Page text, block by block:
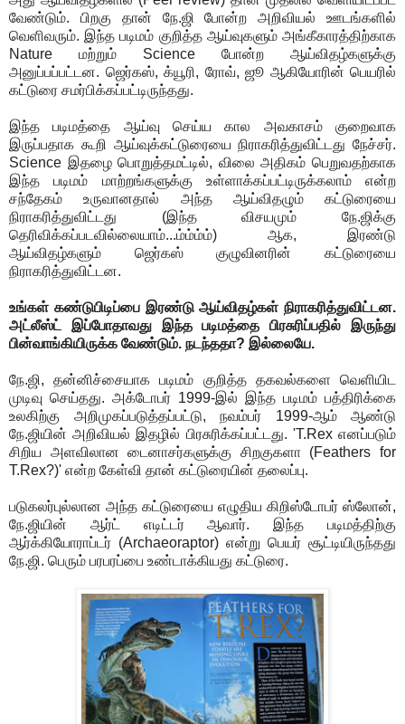
வேண்டும். பிறகு தான் நே.ஜி போன்ற அறிவியல் ஊடங்களில்
வெளிவரும். இந்த படிமம் குறித்த ஆய்வுகளும் அங்கீகாரத்திற்காக
Nature மற்றும் Science போன்ற ஆய்விதழ்களுக்கு
அனுப்பப்பட்டன. ஜெர்கஸ், க்யூரி, ரோவ், ஜூ ஆகியோரின் பெயரில்
கட்டுரை சமர்பிக்கப்பட்டிருந்தது.
இந்த படிமத்தை ஆய்வு செய்ய கால அவகாசம் குறைவாக
இருப்பதாக கூறி ஆய்வுக்கட்டுரையை நிராகரித்துவிட்டது நேச்சர்.
Science இதழை பொறுத்தமட்டில், விலை அதிகம் பெறுவதற்காக
இந்த படிமம் மாற்றங்களுக்கு உள்ளாக்கப்பட்டிருக்கலாம் என்ற
சந்தேகம் உருவானதால் அந்த ஆய்விதழும் கட்டுரையை
நிராகரித்துவிட்டது (இந்த விசயமும் நே.ஜிக்கு
தெரிவிக்கப்படவில்லையாம்...ம்ம்ம்ம்) ஆக, இரண்டு
ஆய்விதழ்களும் ஜெர்கஸ் குழுவினரின் கட்டுரையை
நிராகரித்துவிட்டன.
உங்கள் கண்டுபிடிப்பை இரண்டு ஆய்விதழ்கள் நிராகரித்துவிட்டன.
அட்லீஸ்ட் இப்போதாவது இந்த படிமத்தை பிரசுரிப்பதில் இருந்து
பின்வாங்கியிருக்க வேண்டும். நடந்ததா? இல்லையே.
நே.ஜி, தன்னிச்சையாக படிமம் குறித்த தகவல்களை வெளியிட
முடிவு செய்தது. அக்டோபர் 1999-இல் இந்த படிமம் பத்திரிக்கை
உலகிற்கு அறிமுகப்படுத்தப்பட்டு, நவம்பர் 1999-ஆம் ஆண்டு
நே.ஜியின் அறிவியல் இதழில் பிரசுரிக்கப்பட்டது. 'T.Rex எனப்படும்
சிறிய அளவிலான டைனாசர்களுக்கு சிறகுகளா (Feathers for
T.Rex?)' என்ற கேள்வி தான் கட்டுரையின் தலைப்பு.
படுகலர்புல்லான அந்த கட்டுரையை எழுதிய கிறிஸ்டோபர் ஸ்லோன்,
நே.ஜியின் ஆர்ட் எடிட்டர் ஆவார். இந்த படிமத்திற்கு
ஆர்க்கியோராப்டர் (Archaeoraptor) என்று பெயர் சூட்டியிருந்தது
நே.ஜி. பெரும் பரபரப்பை உண்டாக்கியது கட்டுரை.